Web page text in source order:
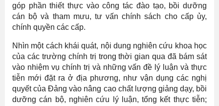
góp phần thiết thực vào công tác đào tạo, bồi dưỡng
cán bộ và tham mưu, tư vấn chính sách cho cấp ủy,
chính quyền các cấp.
Nhìn một cách khái quát, nội dung nghiên cứu khoa học
của các trường chính trị trong thời gian qua đã bám sát
vào nhiệm vụ chính trị và những vấn đề lý luận và thực
tiễn mới đặt ra ở địa phương, như vận dụng các nghị
quyết của Đảng vào nâng cao chất lượng giảng dạy, bồi
dưỡng cán bộ, nghiên cứu lý luận, tổng kết thực tiễn;